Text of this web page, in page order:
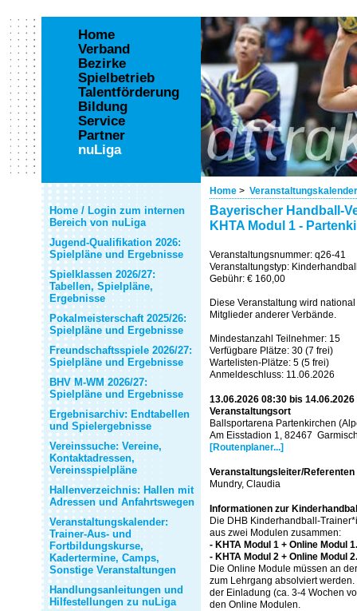
Home > Veranstaltungskalender
Home
Verband
Bezirke
Spielbetrieb
Talentförderung
Bildung
Service
Partner
nuLiga
Home / Login zum internen
Bereich von nuLiga
Jugend-Qualifikation 2026:
Spielpläne und Ergebnisse
Spielklassen 2026/27:
Tabellen, Spielpläne,
Ergebnisse
Pokalmeisterschaft 2025/26:
Spielpläne und Ergebnisse
Freundschaftsspiele 2026/27:
Spielpläne und Ergebnisse
BHV M-WM 2026/27:
Spielpläne und Ergebnisse
Ergebnisarchiv: Endtabellen
und Spielergebnisse
Vereinssuche: Vereine,
Kontaktadressen,
Vereinsspielpläne
Hallenverzeichnis: Hallen mit
Adressen und Anfahrtswegen
Veranstaltungskalender:
Trainer-Aus- und
Fortbildungskurse,
Kadertermine, Camps,
Sonstige Veranstaltungen
Handlungsanleitungen und
Hilfestellungen zu nuLiga
Bayerischer Handball-
KHTA Modul 1 -
Veranstaltungsnummer: q26-41
Veranstaltungstyp:
Gebühr: € 160,00
Diese Veranstaltung wird
Mitglieder anderer Verbände.
Mindestanzahl Teilnehmer: 15
Verfügbare Plätze: 30 (7 frei)
Wartelisten-Plätze: 5 (5 frei)
Anmeldeschluss: 11.06.2026
13.06.2026 08:30 bis
Veranstaltungsort
Ballsportarena Partenkirchen
Am Eisstadion 1, 82467
[Routenplaner...]
Veranstaltungsleiter/Referenten
Mundry, Claudia
Informationen zur
Die DHB Kinderhandball-
aus zwei Modulen zusammen:
- KHTA Modul 1 + Online Modul
- KHTA Modul 2 + Online Modul
Die Online Module müssen an
zum Lehrgang absolviert
der Einladung (ca. 3-4 Wochen
den Online Modulen.